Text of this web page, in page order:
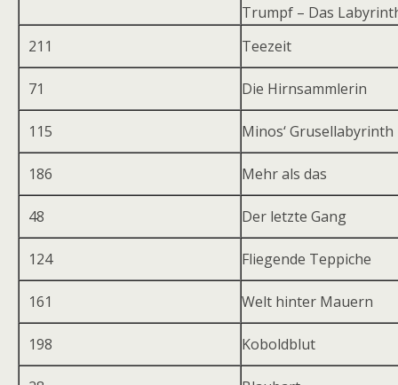
Trumpf – Das
211
Teezeit
71 Die Hirnsammlerin
115 Minos‘ Grusellabyrinth
186 Mehr als das
48 Der letzte Gang
124 Fliegende Teppiche
161 Welt hinter Mauern
198 Koboldblut